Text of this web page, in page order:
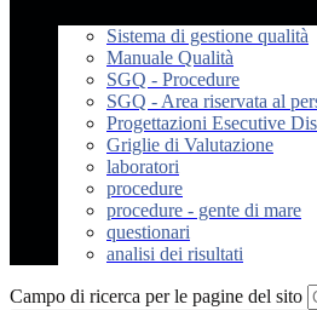
Sistema di gestione qualità
Manuale Qualità
SGQ - Procedure
SGQ - Area riservata al
Progettazioni Esecutive
Griglie di Valutazione
laboratori
procedure
procedure - gente di mare
questionari
analisi dei risultati
Campo di ricerca per le pagine del sito